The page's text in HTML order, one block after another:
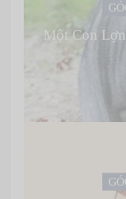
Một Con